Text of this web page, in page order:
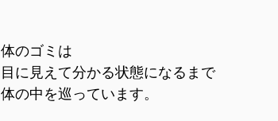
体のゴミは
目に見えて分かる状態になるまで
体の中を巡っています。